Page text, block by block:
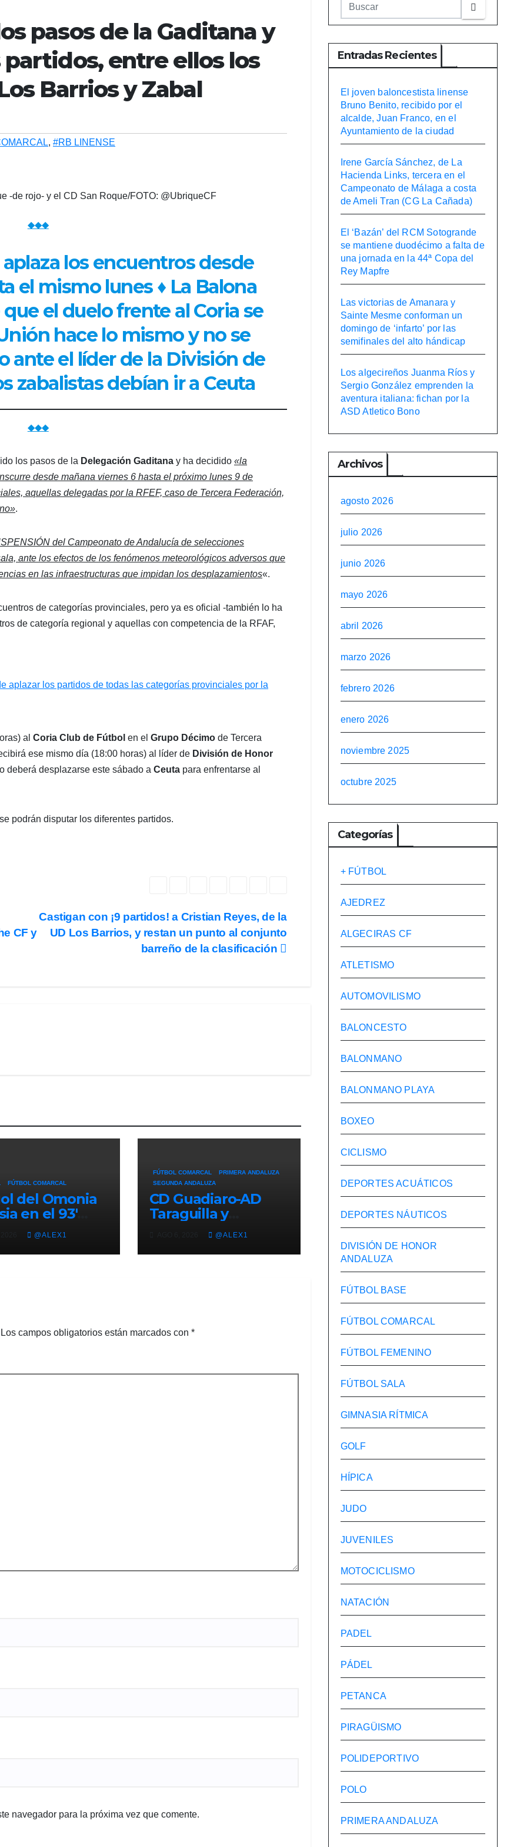
pasos de la Gaditana y
entre ellos los
Barrios y Zabal
, #RB LINENSE
-de rojo- y el CD San Roque/FOTO: @UbriqueCF
◆◆◆
los encuentros desde
el mismo lunes ♦ La Balona
el duelo frente al Coria se
hace lo mismo y no se
ante el líder de la División de
zabalistas debían ir a Ceuta
◆◆◆
los pasos de la Delegación Gaditana y ha decidido «la
desde mañana viernes 6 hasta el próximo lunes 9 de
aquellas delegadas por la RFEF, caso de Tercera Federación,
.
del Campeonato de Andalucía de selecciones
ante los efectos de los fenómenos meteorológicos adversos que
en las infraestructuras que impidan los desplazamientos«.
de categorías provinciales, pero ya es oficial -también lo ha
de categoría regional y aquellas con competencia de la RFAF,
aplazar los partidos de todas las categorías provinciales por la
al Coria Club de Fútbol en el Grupo Décimo de Tercera
ese mismo día (18:00 horas) al líder de División de Honor
deberá desplazarse este sábado a Ceuta para enfrentarse al
podrán disputar los diferentes partidos.
Castigan con ¡9 partidos! a Cristian Reyes, de la
UD Los Barrios, y restan un punto al conjunto
barreño de la clasificación
CF y
FÚTBOL COMARCAL
del Omonia
en el 93′
al Lincoln Red
sin victoria (1-1)
la ventaja
@ALEX1
FÚTBOL COMARCAL
PRIMERA ANDALUZA
SEGUNDA ANDALUZA
CD Guadiaro-AD
Taraguilla y
Recreativo Puente
Mayorga-CD San
Roque, semifinales
@ALEX1
Los campos obligatorios están marcados con *
navegador para la próxima vez que comente.
Entradas Recientes
El joven baloncestista linense
Bruno Benito, recibido por el
alcalde, Juan Franco, en el
Ayuntamiento de la ciudad
Irene García Sánchez, de La
Hacienda Links, tercera en el
Campeonato de Málaga a costa
de Ameli Tran (CG La Cañada)
El ‘Bazán’ del RCM Sotogrande
se mantiene duodécimo a falta de
una jornada en la 44ª Copa del
Rey Mapfre
Las victorias de Amanara y
Sainte Mesme conforman un
domingo de ‘infarto’ por las
semifinales del alto hándicap
Los algecireños Juanma Ríos y
Sergio González emprenden la
aventura italiana: fichan por la
ASD Atletico Bono
Archivos
agosto 2026
julio 2026
junio 2026
mayo 2026
abril 2026
marzo 2026
febrero 2026
enero 2026
noviembre 2025
octubre 2025
Categorías
+ FÚTBOL
AJEDREZ
ALGECIRAS CF
ATLETISMO
AUTOMOVILISMO
BALONCESTO
BALONMANO
BALONMANO PLAYA
BOXEO
CICLISMO
DEPORTES ACUÁTICOS
DEPORTES NÁUTICOS
DIVISIÓN DE HONOR
ANDALUZA
FÚTBOL BASE
FÚTBOL COMARCAL
FÚTBOL FEMENINO
FÚTBOL SALA
GIMNASIA RÍTMICA
GOLF
HÍPICA
JUDO
JUVENILES
MOTOCICLISMO
NATACIÓN
PADEL
PÁDEL
PETANCA
PIRAGÜISMO
POLIDEPORTIVO
POLO
PRIMERA ANDALUZA